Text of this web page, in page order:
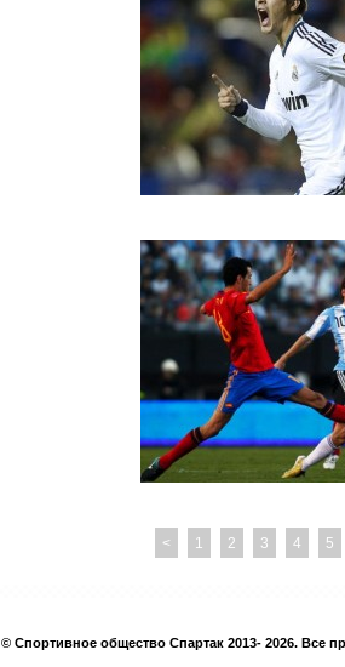
< 1 2 3 4 5
© Спортивное общество Спартак 2013- 2026. Все